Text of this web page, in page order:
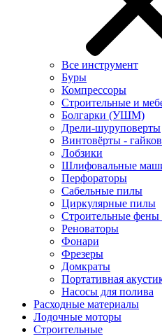
Все инструмент
Буры
Компрессоры
Строительные и
Болгарки (УШМ)
Дрели-шуруповерты
Винтовёрты -
Лобзики
Шлифовальные
Перфораторы
Сабельные пилы
Циркулярные пилы
Строительные
Реноваторы
Фонари
Фрезеры
Домкраты
Портативная
Насосы для полива
Расходные материалы
Лодочные моторы
Строительные